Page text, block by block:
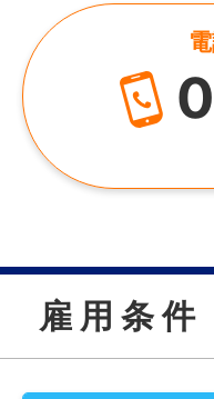
雇 用 条 件